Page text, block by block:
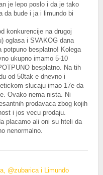
je lepo poslo i da je tako
da bude i ja i limundo bi
konkurencije na drugoj
oglasa i SVAKOG dana
potpuno besplatno! Kolega
ukupno imamo 5-10
besplatno. Na tih
od 50tak e dnevno i
slucaju imao 17e da
Ovako nema nista. Ni
prodavaca zbog kojih
i jos vecu prodaju.
placamo ali oni su hteli da
nenormalno.
@zubarica i Limundo